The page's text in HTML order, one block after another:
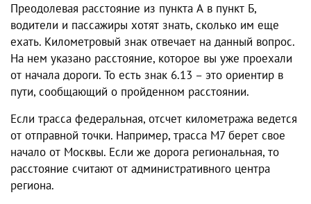
Преодолевая расстояние из пункта А в пункт Б,
водители и пассажиры хотят знать, сколько им еще
ехать. Километровый знак отвечает на данный вопрос.
На нем указано расстояние, которое вы уже проехали
от начала дороги. То есть знак 6.13 – это ориентир в
пути, сообщающий о пройденном расстоянии.
Если трасса федеральная, отсчет километража ведется
от отправной точки. Например, трасса М7 берет свое
начало от Москвы. Если же дорога региональная, то
расстояние считают от административного центра
региона.